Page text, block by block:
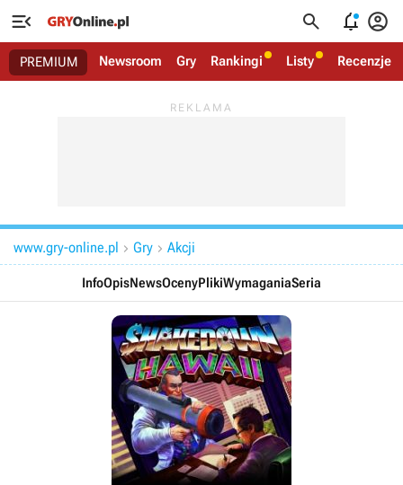
   
PREMIUM Newsroom Gry Rankingi Listy Recenzje
www.gry-online.pl  Gry  Akcji
InfoOpisNewsOcenyPlikiWymaganiaSeria